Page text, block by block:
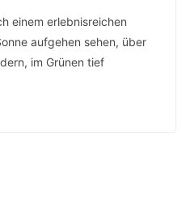
einem erlebnisreichen
aufgehen sehen, über
im Grünen tief